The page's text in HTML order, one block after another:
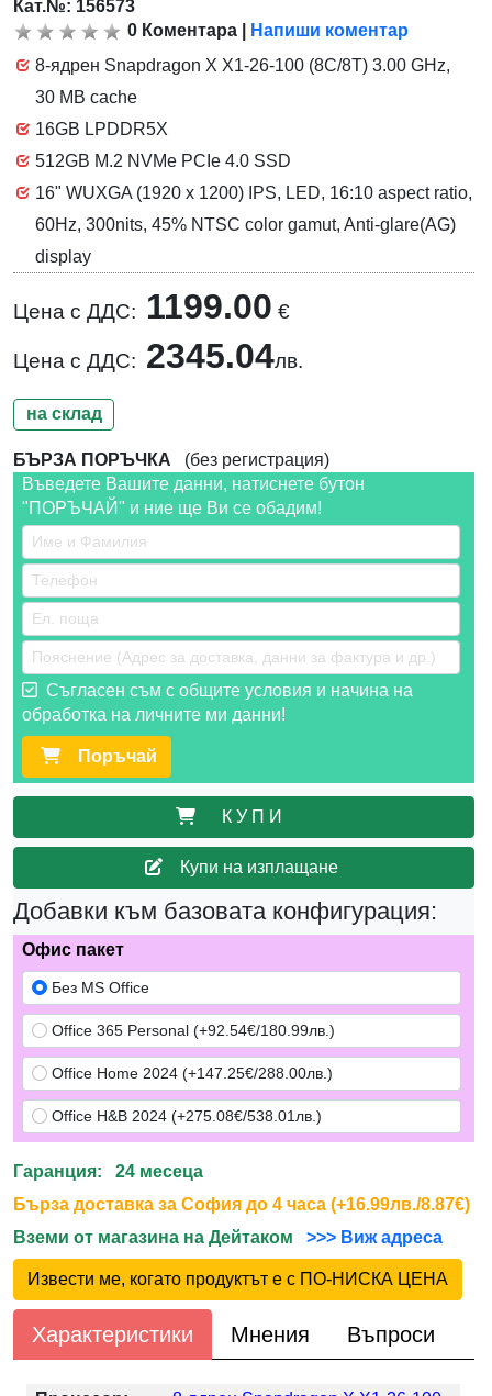
Кат.№: 156573
0 Коментара
Напиши коментар
8-ядрен Snapdragon X X1-26-100 (8C/8T) 3.00 GHz,
30 MB cache
16GB LPDDR5X
512GB M.2 NVMe PCIe 4.0 SSD
16" WUXGA (1920 x 1200) IPS, LED, 16:10 aspect ratio,
60Hz, 300nits, 45% NTSC color gamut, Anti-glare(AG)
display
Цена с ДДС: 1199.00 €
Цена с ДДС: 2345.04лв.
на склад
БЪРЗА ПОРЪЧКА (без регистрация)
Въведете Вашите данни, натиснете бутон
"ПОРЪЧАЙ" и ние ще Ви се обадим!
Съгласен съм с общите условия и начина на
обработка на личните ми данни!
Поръчай
К У П И
Купи на изплащане
Добавки към базовата конфигурация:
Офис пакет
Без MS Office
Office 365 Personal (+92.54€/180.99лв.)
Office Home 2024 (+147.25€/288.00лв.)
Office H&B 2024 (+275.08€/538.01лв.)
Гаранция: 24 месеца
Бърза доставка за София до 4 часа (+16.99лв./8.87€)
Вземи от магазина на Дейтаком
>>> Виж адреса
Извести ме, когато продуктът е с ПО-НИСКА ЦЕНА
Характеристики Мнения Въпроси